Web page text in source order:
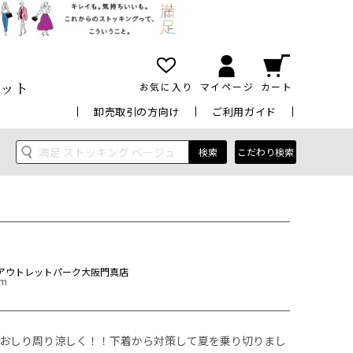
ト お気に入り マイページ カート
卸売取引の方向け ご利用ガイド
検索 こだわり検索
ウトレットパーク大阪門真店
しり周り涼しく！！下着から対策して夏を乗り切りまし